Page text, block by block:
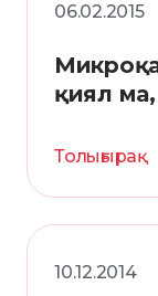
06.02.2015
қиял
Толығырақ
10.12.2014